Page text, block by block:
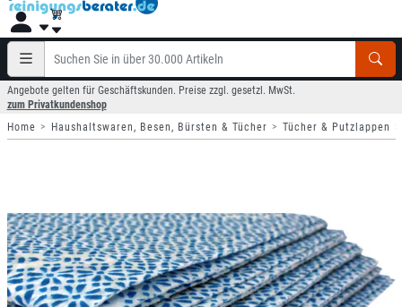
Angebote gelten für Geschäftskunden. Preise zzgl. gesetzl. MwSt.
zum Privatkundenshop
Home
Haushaltswaren, Besen, Bürsten & Tücher Tücher & Putzlappen